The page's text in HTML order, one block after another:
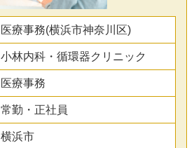
医療事務(横浜市神奈川区)
小林内科・循環器クリニック
医療事務
常勤・正社員
横浜市